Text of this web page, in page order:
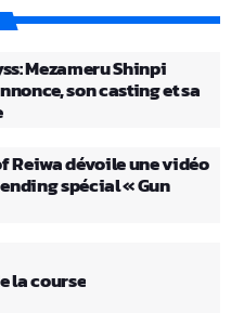
Mezameru Shinpi
son casting et sa
Reiwa dévoile une vidéo
spécial « Gun
la course